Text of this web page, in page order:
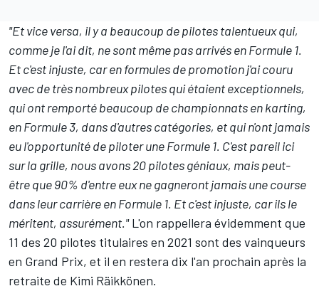
"Et vice versa, il y a beaucoup de pilotes talentueux qui,
comme je l'ai dit, ne sont même pas arrivés en Formule 1.
Et c'est injuste, car en formules de promotion j'ai couru
avec de très nombreux pilotes qui étaient exceptionnels,
qui ont remporté beaucoup de championnats en karting,
en Formule 3, dans d'autres catégories, et qui n'ont jamais
eu l'opportunité de piloter une Formule 1. C'est pareil ici
sur la grille, nous avons 20 pilotes géniaux, mais peut-
être que 90% d'entre eux ne gagneront jamais une course
dans leur carrière en Formule 1. Et c'est injuste, car ils le
méritent, assurément."L'on rappellera évidemment que
11 des 20 pilotes titulaires en 2021 sont des vainqueurs
en Grand Prix, et il en restera dix l'an prochain après la
retraite de Kimi Räikkönen.